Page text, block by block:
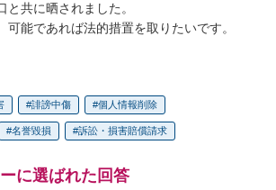
と共に晒されました。
可能であれば法的措置を取りたいです。
誹謗中傷 個人情報削除
名誉毀損 訴訟・損害賠償請求
に選ばれた回答